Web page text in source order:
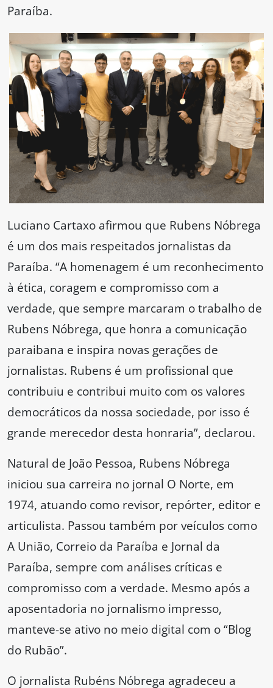
Paraíba.
Luciano Cartaxo afirmou que Rubens Nóbrega
é um dos mais respeitados jornalistas da
Paraíba. “A homenagem é um reconhecimento
à ética, coragem e compromisso com a
verdade, que sempre marcaram o trabalho de
Rubens Nóbrega, que honra a comunicação
paraibana e inspira novas gerações de
jornalistas. Rubens é um profissional que
contribuiu e contribui muito com os valores
democráticos da nossa sociedade, por isso é
grande merecedor desta honraria”, declarou.
Natural de João Pessoa, Rubens Nóbrega
iniciou sua carreira no jornal O Norte, em
1974, atuando como revisor, repórter, editor e
articulista. Passou também por veículos como
A União, Correio da Paraíba e Jornal da
Paraíba, sempre com análises críticas e
compromisso com a verdade. Mesmo após a
aposentadoria no jornalismo impresso,
manteve-se ativo no meio digital com o “Blog
do Rubão”.
O jornalista Rubéns Nóbrega agradeceu a